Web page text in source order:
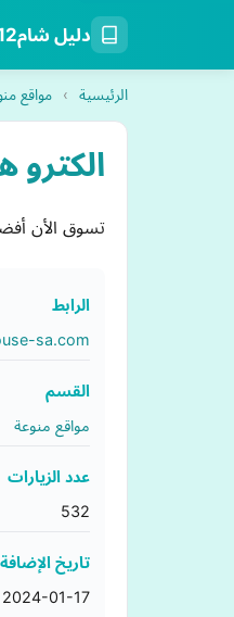
دليل شام12
الرئيسية › مواقع
تسوق الأن
الرابط
sa.com
القسم
مواقع منوعة
عدد الزيارات
532
تاريخ الإضافة
2024-01-17